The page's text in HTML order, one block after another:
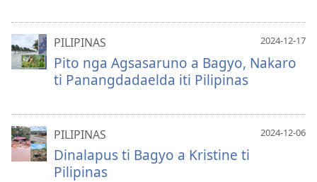
2024-12-17
PILIPINAS
Pito nga Agsasaruno a Bagyo, Nakaro
ti Panangdadaelda iti Pilipinas
2024-12-06
PILIPINAS
Dinalapus ti Bagyo a Kristine ti
Pilipinas